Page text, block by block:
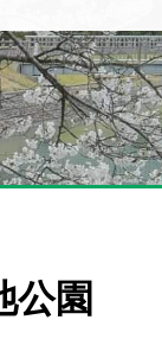
公園